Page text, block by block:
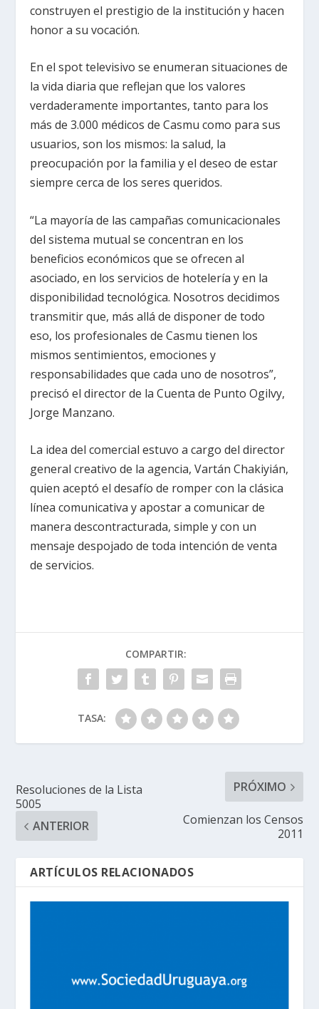
construyen el prestigio de la institución y hacen
honor a su vocación.
En el spot televisivo se enumeran situaciones de
la vida diaria que reflejan que los valores
verdaderamente importantes, tanto para los
más de 3.000 médicos de Casmu como para sus
usuarios, son los mismos: la salud, la
preocupación por la familia y el deseo de estar
siempre cerca de los seres queridos.
“La mayoría de las campañas comunicacionales
del sistema mutual se concentran en los
beneficios económicos que se ofrecen al
asociado, en los servicios de hotelería y en la
disponibilidad tecnológica. Nosotros decidimos
transmitir que, más allá de disponer de todo
eso, los profesionales de Casmu tienen los
mismos sentimientos, emociones y
responsabilidades que cada uno de nosotros”,
precisó el director de la Cuenta de Punto Ogilvy,
Jorge Manzano.
La idea del comercial estuvo a cargo del director
general creativo de la agencia, Vartán Chakiyián,
quien aceptó el desafío de romper con la clásica
línea comunicativa y apostar a comunicar de
manera descontracturada, simple y con un
mensaje despojado de toda intención de venta
de servicios.
COMPARTIR:
TASA:
Resoluciones de la Lista
5005
ANTERIOR
PRÓXIMO
Comienzan los Censos
2011
ARTÍCULOS RELACIONADOS